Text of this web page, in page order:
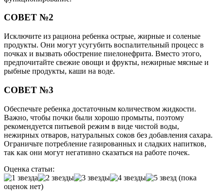
СОВЕТ №2
Исключите из рациона ребенка острые, жирные и соленые
продукты. Они могут усугубить воспалительный процесс в
почках и вызвать обострение пиелонефрита. Вместо этого,
предпочитайте свежие овощи и фрукты, нежирные мясные и
рыбные продукты, каши на воде.
СОВЕТ №3
Обеспечьте ребенка достаточным количеством жидкости.
Важно, чтобы почки были хорошо промыты, поэтому
рекомендуется питьевой режим в виде чистой воды,
нежирных отваров, натуральных соков без добавления сахара.
Ограничьте потребление газированных и сладких напитков,
так как они могут негативно сказаться на работе почек.
Оценка статьи:
(пока
оценок нет)